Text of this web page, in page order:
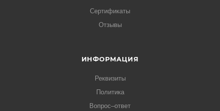
Сертификаты
Отзывы
ИНФОРМАЦИЯ
Реквизиты
Политика
Вопрос–ответ